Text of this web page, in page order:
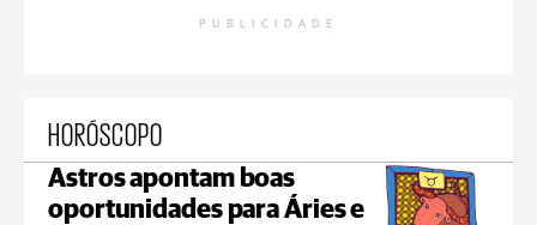
PUBLICIDADE
HORÓSCOPO
Astros apontam boas
oportunidades para Áries e